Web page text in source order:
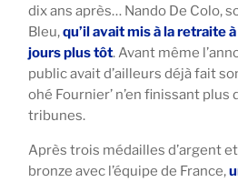
dix ans après… Nando De Colo,
Bleu,qu’il avait mis à la retraite
jours plus tôt. Avant même
public avait d’ailleurs déjà fait
ohé Fournier’ n’en finissant plus
tribunes.
Après trois médailles d’argent
bronze avec l’équipe de France,